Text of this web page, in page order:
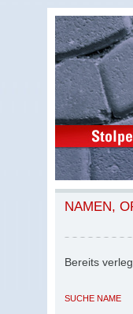
NAMEN,
Bereits
SUCHE NAME